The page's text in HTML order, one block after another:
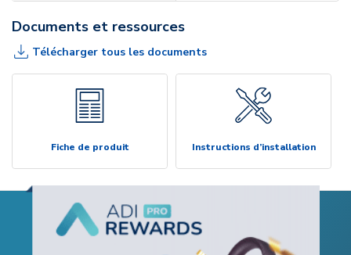
Documents et ressources
Télécharger tous les documents
Fiche de produit Instructions d’installation